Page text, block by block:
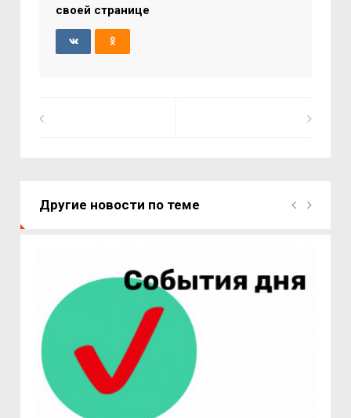
своей странице
Другие новости по теме